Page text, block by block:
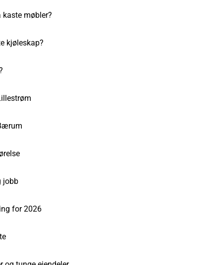
kaste møbler?
kjøleskap?
jobb
for 2026